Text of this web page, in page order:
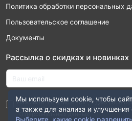
Политика обработки персональных
Пользовательское соглашение
Документы
Рассылка о скидках и новинках
Нажимая “Подписаться”, я даю свое
персональных данных в соответствии
“О персональных данных”
Мы используем cookie, чтобы
а также для анализа и улучшения
Выберите, какие cookie разрешить